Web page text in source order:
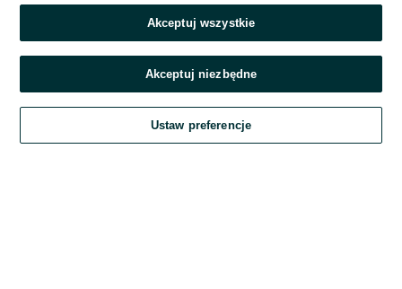
Nie pamiętasz hasła?
Zaloguj się
Kontynuując za pośrednictwem jednego z dostawców wskazanych powyżej,
Regulamin serwisu OLX.pl w jego aktualnym brzmieniu.
Akceptuj wszystkie
Akceptuj niezbędne
Ustaw preferencje